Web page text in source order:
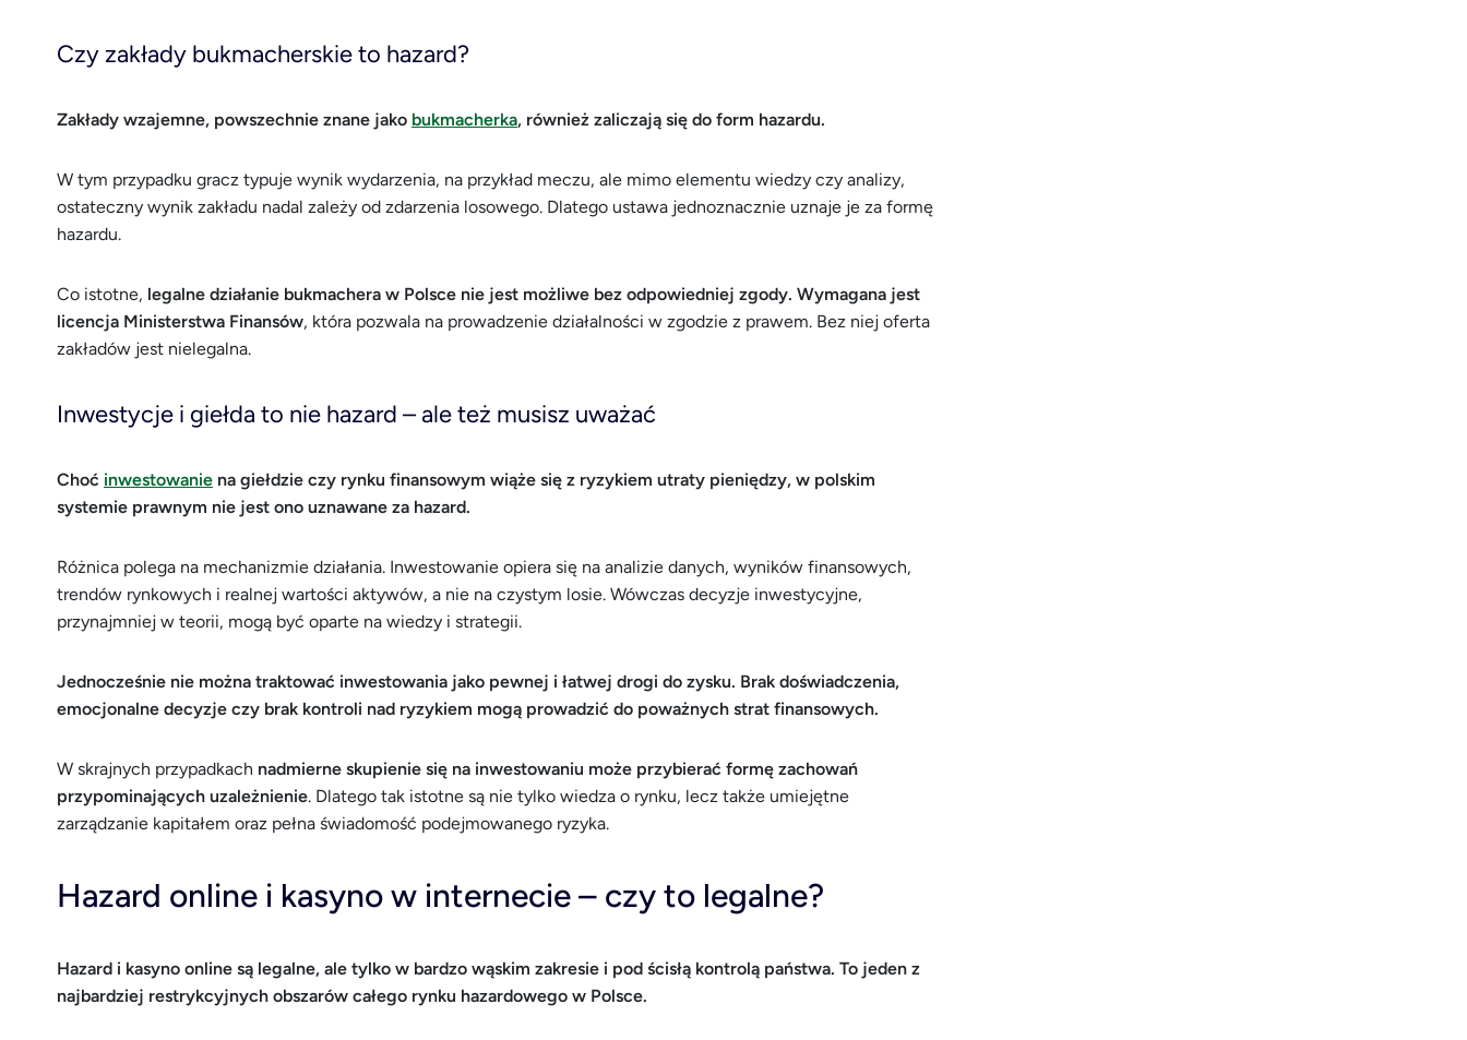
Czy zakłady bukmacherskie to hazard?
Zakłady wzajemne, powszechnie znane jako bukmacherka, również zaliczają się do form hazardu.
W tym przypadku gracz typuje wynik wydarzenia, na przykład meczu, ale mimo elementu wiedzy czy analizy,
ostateczny wynik zakładu nadal zależy od zdarzenia losowego. Dlatego ustawa jednoznacznie uznaje je za formę
hazardu.
Co istotne, legalne działanie bukmachera w Polsce nie jest możliwe bez odpowiedniej zgody. Wymagana jest
licencja Ministerstwa Finansów, która pozwala na prowadzenie działalności w zgodzie z prawem. Bez niej oferta
zakładów jest nielegalna.
Inwestycje i giełda to nie hazard – ale też musisz uważać
Choć inwestowanie na giełdzie czy rynku finansowym wiąże się z ryzykiem utraty pieniędzy, w polskim
systemie prawnym nie jest ono uznawane za hazard.
Różnica polega na mechanizmie działania. Inwestowanie opiera się na analizie danych, wyników finansowych,
trendów rynkowych i realnej wartości aktywów, a nie na czystym losie. Wówczas decyzje inwestycyjne,
przynajmniej w teorii, mogą być oparte na wiedzy i strategii.
Jednocześnie nie można traktować inwestowania jako pewnej i łatwej drogi do zysku. Brak doświadczenia,
emocjonalne decyzje czy brak kontroli nad ryzykiem mogą prowadzić do poważnych strat finansowych.
W skrajnych przypadkach nadmierne skupienie się na inwestowaniu może przybierać formę zachowań
przypominających uzależnienie. Dlatego tak istotne są nie tylko wiedza o rynku, lecz także umiejętne
zarządzanie kapitałem oraz pełna świadomość podejmowanego ryzyka.
Hazard online i kasyno w internecie – czy to legalne?
Hazard i kasyno online są legalne, ale tylko w bardzo wąskim zakresie i pod ścisłą kontrolą państwa. To jeden z
najbardziej restrykcyjnych obszarów całego rynku hazardowego w Polsce.